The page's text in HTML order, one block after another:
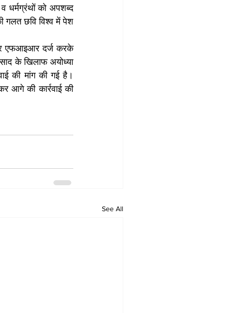
धर्मग्रंथों को अपशब्द
गलत छवि विश्व में पेश
एफआइआर दर्ज करके
के खिलाफ अयोध्या
की मांग की गई है।
आगे की कार्रवाई की
See All